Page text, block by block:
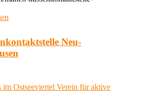
Neu-
im Ostseeviertel Verein für aktive